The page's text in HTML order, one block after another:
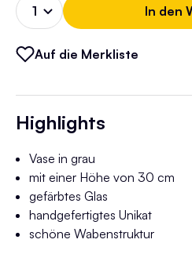
In den
Auf die Merkliste
Highlights
Vase in grau
mit einer Höhe von 30 cm
gefärbtes Glas
handgefertigtes Unikat
schöne Wabenstruktur